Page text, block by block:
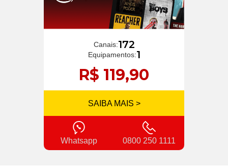
Canais:172
Equipamentos:1
R$ 119,90
SAIBA MAIS >
Whatsapp 0800 250 1111